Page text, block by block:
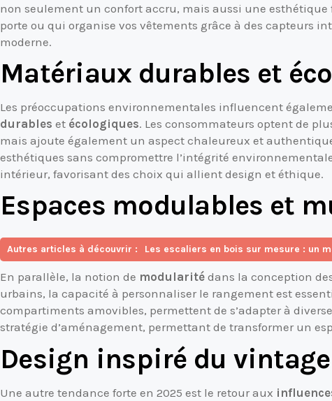
non seulement un confort accru, mais aussi une
porte ou qui organise vos vêtements grâce à des capteurs
moderne.
Matériaux durables et
Les préoccupations environnementales influencent
durables et écologiques. Les consommateurs optent de
mais ajoute également un aspect chaleureux et
esthétiques sans compromettre l’intégrité
intérieur, favorisant des choix qui allient design et éthique.
Espaces modulables et
Autres articles à découvrir : Les escaliers en bois sur mesure : un
En parallèle, la notion de modularité dans la conception
urbains, la capacité à personnaliser le rangement est
compartiments amovibles, permettent de s’adapter à
stratégie d’aménagement, permettant de transformer un
Design inspiré du vintage
Une autre tendance forte en 2025 est le retour aux